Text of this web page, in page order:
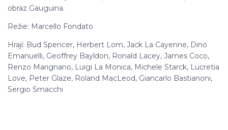
obraz Gauguina.
Režie: Marcello Fondato
Hrají: Bud Spencer, Herbert Lom, Jack La Cayenne, Dino
Emanuelli, Geoffrey Bayldon, Ronald Lacey, James Coco,
Renzo Marignano, Luigi La Monica, Michele Starck, Lucretia
Love, Peter Glaze, Roland MacLeod, Giancarlo Bastianoni,
Sergio Smacchi